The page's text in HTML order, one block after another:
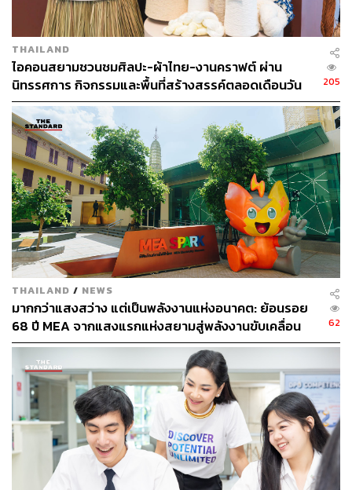
TAGS: ผลิตภัณฑ์เสริมอาหาร
ธุรกิจความงาม
แซนต้า-พงศภัค อุดมโภชน์
centralwOrld
สกินแคร์
INGU
129
ABOUT THE AUTHOR
THE STANDARD POP TEAM
ALL THINGS THAT SHAPE AND SHIFT
CULTURE. Instagram / Facebook / Twitter :
thestandardpop
THAILAND
ไอคอนสยามชวนชมศิลปะ-ผ้าไทย-งานคราฟต์ ผ่าน
นิทรรศการ กิจกรรมและพื้นที่สร้างสรรค์ตลอดเดือนวัน
แม่ [ADVERTORIAL]
205
THAILAND / NEWS
มากกว่าแสงสว่าง แต่เป็นพลังงานแห่งอนาคต: ย้อนรอย
68 ปี MEA จากแสงแรกแห่งสยามสู่พลังงานขับเคลื่อน
เมือง ผ่าน MEA SPARK
62